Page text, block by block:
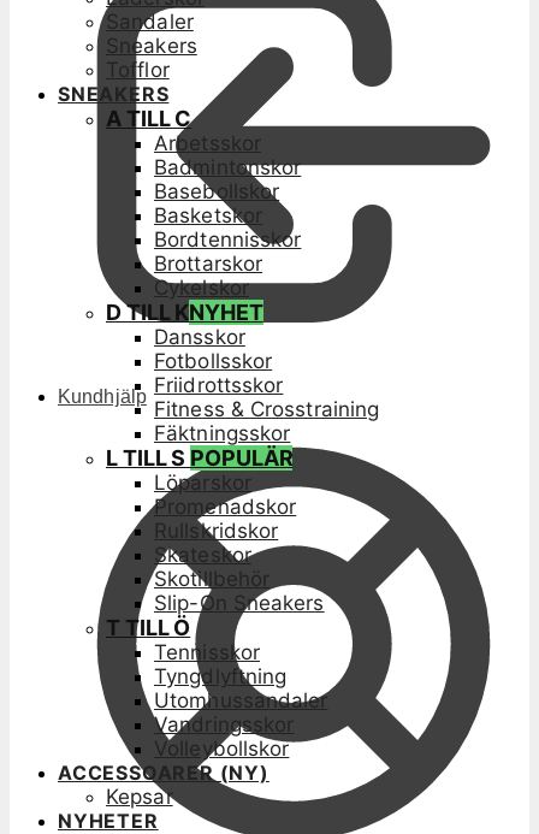
Kundhjälp
Sandaler
Sneakers
Tofflor
SNEAKERS
A TILL C
Arbetsskor
Badmintonskor
Basebollskor
Basketskor
Bordtennisskor
Brottarskor
Cykelskor
D TILL KNYHET
Dansskor
Fotbollsskor
Friidrottsskor
Fitness & Crosstraining
Fäktningsskor
L TILL S POPULÄR
Löparskor
Promenadskor
Rullskridskor
Skateskor
Skotillbehör
Slip-On Sneakers
T TILL Ö
Tennisskor
Tyngdlyftning
Utomhussandaler
Vandringsskor
Volleybollskor
ACCESSOARER (NY)
Kepsar
NYHETER